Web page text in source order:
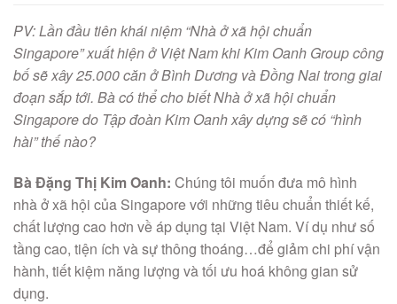
PV: Lần đầu tiên khái niệm “Nhà ở xã hội chuẩn
Singapore” xuất hiện ở Việt Nam khi Kim Oanh Group công
bố sẽ xây 25.000 căn ở Bình Dương và Đồng Nai trong giai
đoạn sắp tới. Bà có thể cho biết Nhà ở xã hội chuẩn
Singapore do Tập đoàn Kim Oanh xây dựng sẽ có “hình
hài” thế nào?
Bà Đặng Thị Kim Oanh: Chúng tôi muốn đưa mô hình
nhà ở xã hội của Singapore với những tiêu chuẩn thiết kế,
chất lượng cao hơn về áp dụng tại Việt Nam. Ví dụ như số
tầng cao, tiện ích và sự thông thoáng…để giảm chi phí vận
hành, tiết kiệm năng lượng và tối ưu hoá không gian sử
dụng.